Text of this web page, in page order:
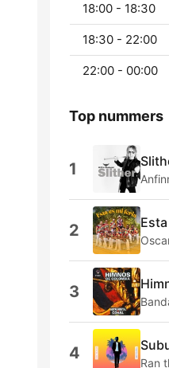
18:00 - 18:30
18:30 - 22:00
22:00 - 00:00
Top nummers
1
2
3
4 Ran